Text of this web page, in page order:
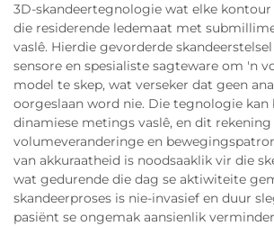
3D-skandeertegnologie wat elke
die residerende ledemaat met
vaslê. Hierdie gevorderde
sensore en spesialiste sagteware om 'n
model te skep, wat verseker dat geen
oorgeslaan word nie. Die tegnologie kan
dinamiese metings vaslê, en dit
volumeveranderinge en
van akkuraatheid is noodsaaklik vir die
wat gedurende die dag se aktiwiteite
skandeerproses is nie-invasief en duur
pasiënt se ongemak aansienlik